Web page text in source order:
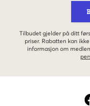
Tilbudet gjelder på ditt
priser. Rabatten kan
informasjon om